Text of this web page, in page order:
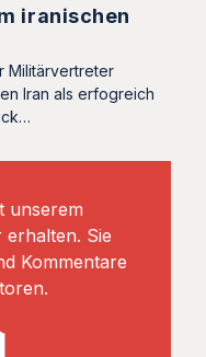
iranischen
Militärvertreter
Iran als erfogreich
unserem
Sie
Kommentare